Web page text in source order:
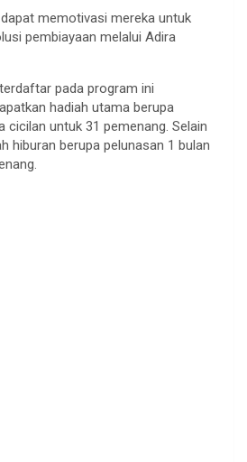
memotivasi mereka untuk
pembiayaan melalui Adira
pada program ini
hadiah utama berupa
cicilan untuk 31 pemenang. Selain
hiburan berupa pelunasan 1 bulan